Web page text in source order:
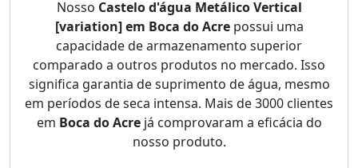
Nosso Castelo d'água Metálico Vertical
[variation] em Boca do Acrepossui uma
capacidade de armazenamento superior
comparado a outros produtos no mercado. Isso
significa garantia de suprimento de água, mesmo
em períodos de seca intensa. Mais de 3000 clientes
em Boca do Acrejá comprovaram a eficácia do
nosso produto.